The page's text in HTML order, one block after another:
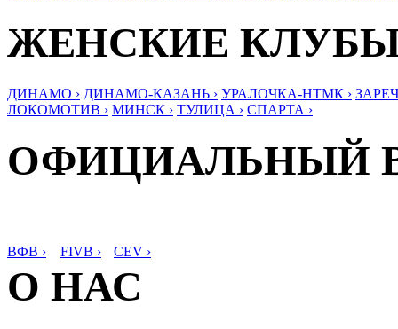
ЖЕНСКИЕ
ДИНАМО › ДИНАМО-КАЗАНЬ › УРАЛОЧКА-НТМК ›
ЛОКОМОТИВ › МИНСК › ТУЛИЦА › СПАРТА ›
ОФИЦИАЛЬНЫЙ
ВФВ › FIVB › CEV ›
О НАС